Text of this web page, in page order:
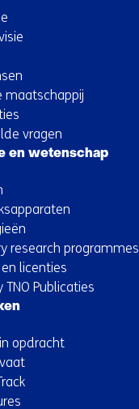
maatschappij
vragen
en wetenschap
research programmes
licenties
TNO Publicaties
opdracht